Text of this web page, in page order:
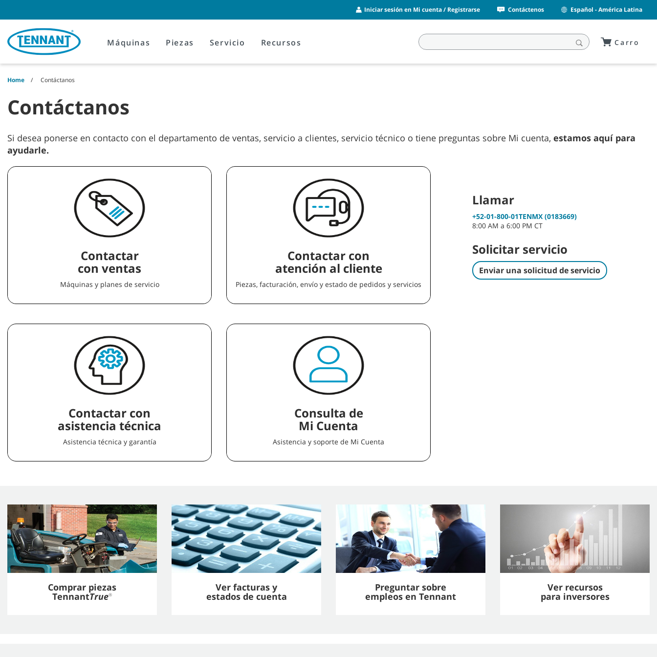
content
navigation
menu
Iniciar sesión en Mi cuenta / Registrarse Contáctenos Español - América Latina
Máquinas Piezas Servicio Recursos Carro
Home Contáctanos
Contáctanos
Si desea ponerse en contacto con el departamento de ventas, servicio a clientes, servicio técnico o tiene preguntas sobre Mi cuenta, estamos aquí para
ayudarle.
Contactar
con ventas
Máquinas y planes de servicio
Contactar con
atención al cliente
Piezas, facturación, envío y estado de pedidos y servicios
Contactar con
asistencia técnica
Asistencia técnica y garantía
Consulta de
Mi Cuenta
Asistencia y soporte de Mi Cuenta
Llamar
+52-01-800-01TENMX (0183669)
8:00 AM a 6:00 PM CT
Solicitar servicio
Enviar una solicitud de servicio
Comprar piezas
TennantTrue®
Ver facturas y
estados de cuenta
Preguntar sobre
empleos en Tennant
Ver recursos
para inversores